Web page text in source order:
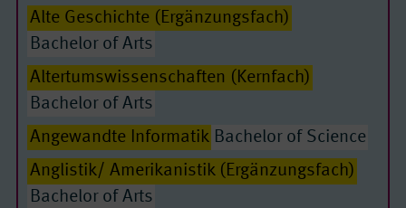
Passende Seiten
Alte Geschichte (Ergänzungsfach)
Bachelor of Arts
Altertumswissenschaften (Kernfach)
Bachelor of Arts
Angewandte Informatik Bachelor of Science
Anglistik/ Amerikanistik (Ergänzungsfach)
Bachelor of Arts